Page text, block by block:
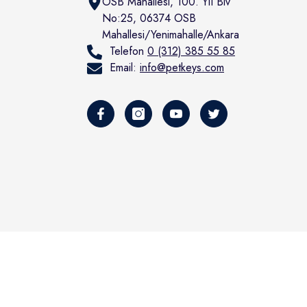
No:25, 06374 OSB
Mahallesi/Yenimahalle/Ankara
Telefon 0 (312) 385 55 85
Email: info@petkeys.com